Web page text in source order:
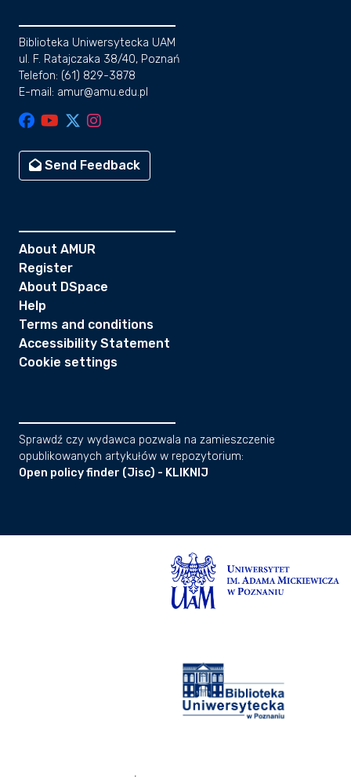
Biblioteka Uniwersytecka UAM
ul. F. Ratajczaka 38/40, Poznań
Telefon: (61) 829-3878
E-mail: amur@amu.edu.pl
Send Feedback
About AMUR
Register
About DSpace
Help
Terms and conditions
Accessibility Statement
Cookie settings
Sprawdź czy wydawca pozwala na zamieszczenie
opublikowanych artykułów w repozytorium:
Open policy finder (Jisc) - KLIKNIJ